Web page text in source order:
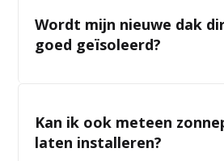
Wordt mijn nieuwe dak
goed geïsoleerd?
Kan ik ook meteen
laten installeren?